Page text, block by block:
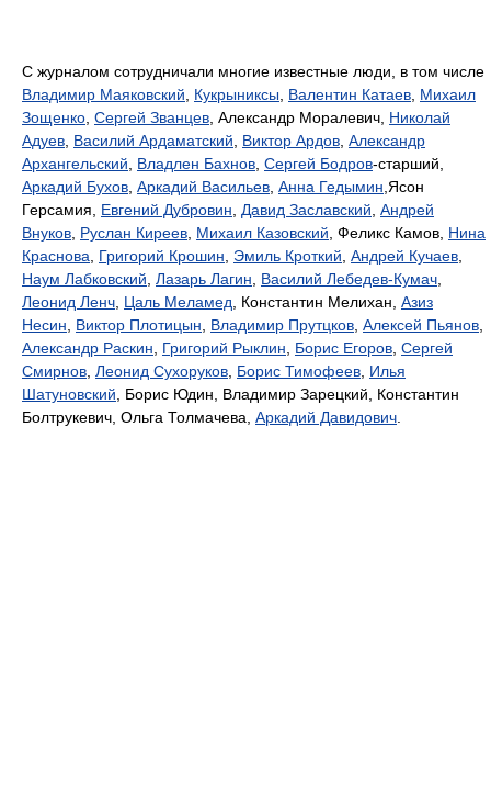
С журналом сотрудничали многие известные люди, в том числе
Владимир Маяковский, Кукрыниксы, Валентин Катаев, Михаил
Зощенко, Сергей Званцев, Александр Моралевич, Николай
Адуев, Василий Ардаматский, Виктор Ардов, Александр
Архангельский, Владлен Бахнов, Сергей Бодров-старший,
Аркадий Бухов, Аркадий Васильев, Анна Гедымин,Ясон
Герсамия, Евгений Дубровин, Давид Заславский, Андрей
Внуков, Руслан Киреев, Михаил Казовский, Феликс Камов, Нина
Краснова, Григорий Крошин, Эмиль Кроткий, Андрей Кучаев,
Наум Лабковский, Лазарь Лагин, Василий Лебедев-Кумач,
Леонид Ленч, Цаль Меламед, Константин Мелихан, Азиз
Несин, Виктор Плотицын, Владимир Прутцков, Алексей Пьянов,
Александр Раскин, Григорий Рыклин, Борис Егоров, Сергей
Смирнов, Леонид Сухоруков, Борис Тимофеев, Илья
Шатуновский, Борис Юдин, Владимир Зарецкий, Константин
Болтрукевич, Ольга Толмачева, Аркадий Давидович.